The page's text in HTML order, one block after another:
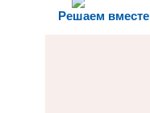
Решаем вместе